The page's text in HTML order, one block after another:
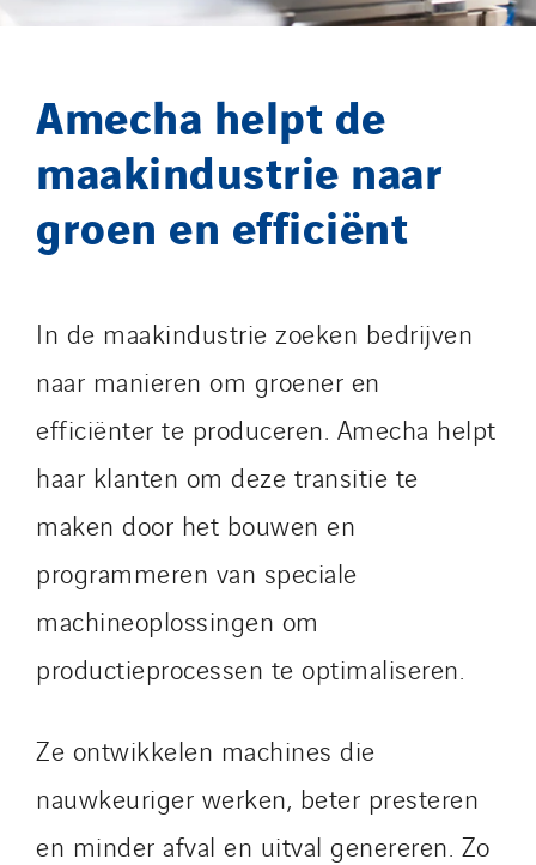
Amecha helpt de
maakindustrie naar
groen en efficiënt
In de maakindustrie zoeken bedrijven
naar manieren om groener en
efficiënter te produceren. Amecha helpt
haar klanten om deze transitie te
maken door het bouwen en
programmeren van speciale
machineoplossingen om
productieprocessen te optimaliseren.
Ze ontwikkelen machines die
nauwkeuriger werken, beter presteren
en minder afval en uitval genereren. Zo
Mobility Way
NAE-France
North West Projects
Omexom Technikforum
Paumier Industrie
Process Energy
Provelec Sud
Qivy
Qivy Habitat
Roiret Energies
Roiret Transport
Saga Tertiaire
Santerne Alsace
Santerne Aquitaine
Santerne Champagne Ardenne
Santerne Fluides